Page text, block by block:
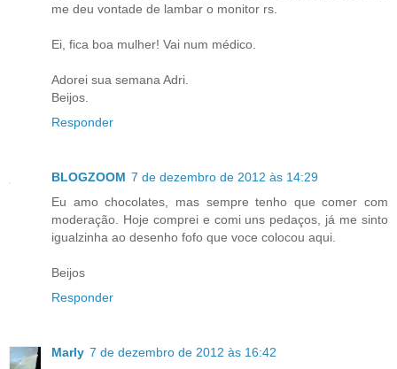
me deu vontade de lambar o monitor rs.
Ei, fica boa mulher! Vai num médico.
Adorei sua semana Adri.
Beijos.
Responder
BLOGZOOM 7 de dezembro de 2012 às 14:29
Eu amo chocolates, mas sempre tenho que comer com
moderação. Hoje comprei e comi uns pedaços, já me sinto
igualzinha ao desenho fofo que voce colocou aqui.
Beijos
Responder
Marly 7 de dezembro de 2012 às 16:42